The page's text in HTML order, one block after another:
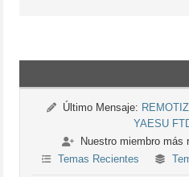
Último Mensaje:
YAESU
Nuestro miembro más
Temas Recientes